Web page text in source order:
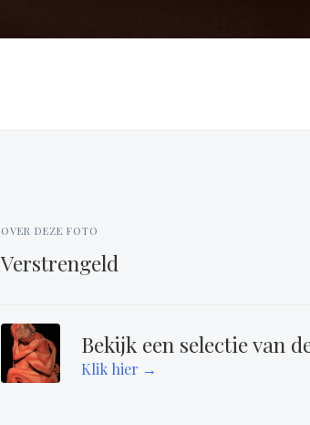
OVER DEZE FOTO
Verstrengeld
Bekijk een selectie van
Klik hier →